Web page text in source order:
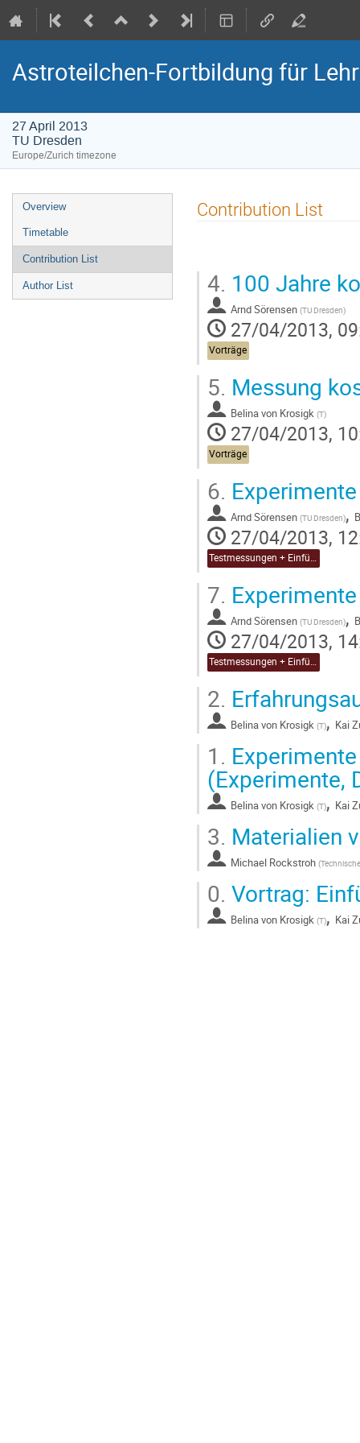
Astroteilchen-Fortbildung für
27 April 2013
TU Dresden
Europe/Zurich timezone
Event
menu
Overview
Timetable
Contribution List
Author List
Contribution List
4. 100 Jahre
Arnd Sörensen (TU Dresden)
27/04/2013,
Vorträge
5. Messung
Belina von Krosigk (T)
27/04/2013,
Vorträge
6.
Arnd Sörensen (TU Dresden),
27/04/2013,
Testmessungen + Einführung in die Auswertung
7.
Arnd Sörensen (TU Dresden),
27/04/2013,
Testmessungen + Einführung in die Auswertung
2.
Belina von Krosigk (T), Kai
1.
(Experimente,
Belina von Krosigk (T), Kai
3. Materialien
Michael Rockstroh (
0. Vortrag:
Belina von Krosigk (T), Kai